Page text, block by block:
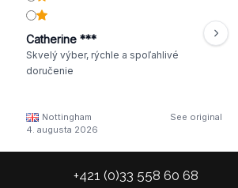
Catherine ***
Skvelý výber, rýchle a spoľahlivé
doručenie
Nottingham
See original
4. augusta 2026
+421 (0)33 558 60 68